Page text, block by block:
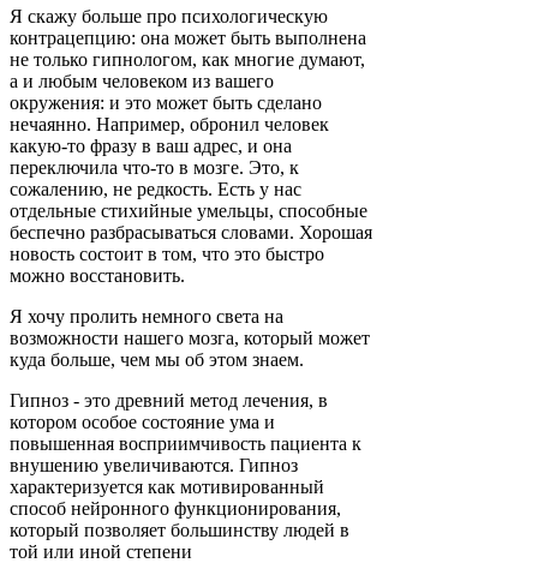
Я скажу больше про психологическую
контрацепцию: она может быть выполнена
не только гипнологом, как многие думают,
а и любым человеком из вашего
окружения: и это может быть сделано
нечаянно. Например, обронил человек
какую-то фразу в ваш адрес, и она
переключила что-то в мозге. Это, к
сожалению, не редкость. Есть у нас
отдельные стихийные умельцы, способные
беспечно разбрасываться словами. Хорошая
новость состоит в том, что это быстро
можно восстановить.
Я хочу пролить немного света на
возможности нашего мозга, который может
куда больше, чем мы об этом знаем.
Гипноз - это древний метод лечения, в
котором особое состояние ума и
повышенная восприимчивость пациента к
внушению увеличиваются. Гипноз
характеризуется как мотивированный
способ нейронного функционирования,
который позволяет большинству людей в
той или иной степени